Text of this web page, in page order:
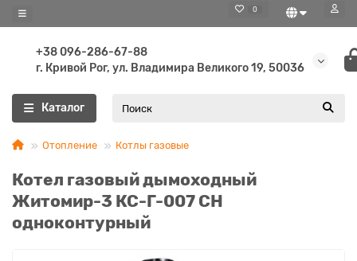
0
+38 096-286-67-88
г. Кривой Рог, ул. Владимира Великого 19, 50036
Каталог
Отопление Котлы газовые
Котел газовый дымоходный
Житомир-3 КС-Г-007 СН
одноконтурный